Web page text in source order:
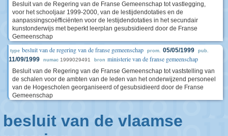
Besluit van de Regering van de Franse Gemeenschap tot vastlegging,
voor het schooljaar 1999-2000, van de lestijdendotaties en de
aanpassingscoëfficiënten voor de lestijdendotaties in het secundair
kunstonderwijs met beperkt leerplan gesubsidieerd door de Franse
Gemeenschap
type besluit van de regering van de franse gemeenschap prom. 05/05/1999 pub.
11/09/1999 numac 1999029491 bron ministerie van de franse gemeenschap
Besluit van de Regering van de Franse Gemeenschap tot vaststelling van
de schalen voor de ambten van de leden van het onderwijzend personeel
van de Hogescholen georganiseerd of gesubsidieerd door de Franse
Gemeenschap
besluit van de vlaamse